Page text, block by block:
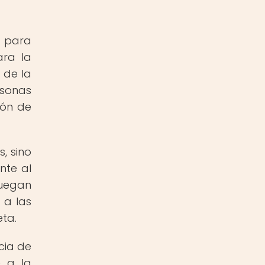
para
la
de la
de
sino
al
a las
de